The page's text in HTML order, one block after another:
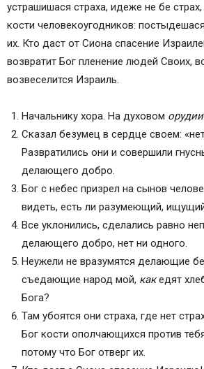
устрашишася страха, идеже не бе
кости человекоугодников:
их. Кто даст от Сиона спасение
возвратит Бог пленение людей Своих,
возвеселится Израиль.
Начальнику хора. На духовом орудии
Сказал безумец в сердце своем:
Развратились они и совершили
делающего добро.
Бог с небес призрел на сынов
видеть, есть ли разумеющий,
Все уклонились, сделались равно
делающего добро, нет ни одного.
Неужели не вразумятся делающие
съедающие народ мой, какедят
Бога?
Там убоятся они страха, где нет
Бог кости ополчающихся против
потому что Бог отверг их.